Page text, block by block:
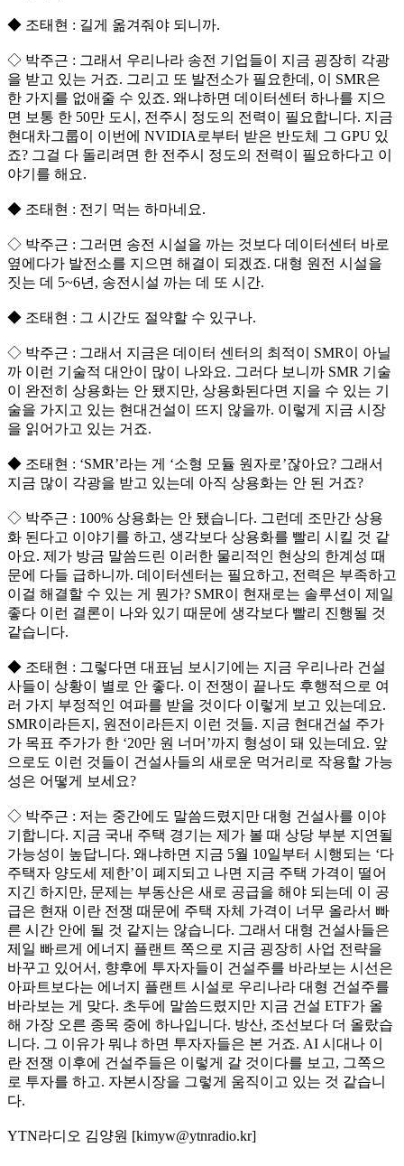
◆ 조태현 : 길게 옮겨줘야 되니까.
◇ 박주근 : 그래서 우리나라 송전 기업들이 지금 굉장히 각광
을 받고 있는 거죠. 그리고 또 발전소가 필요한데, 이 SMR은
한 가지를 없애줄 수 있죠. 왜냐하면 데이터센터 하나를 지으
면 보통 한 50만 도시, 전주시 정도의 전력이 필요합니다. 지금
현대차그룹이 이번에 NVIDIA로부터 받은 반도체 그 GPU 있
죠? 그걸 다 돌리려면 한 전주시 정도의 전력이 필요하다고 이
야기를 해요.
◆ 조태현 : 전기 먹는 하마네요.
◇ 박주근 : 그러면 송전 시설을 까는 것보다 데이터센터 바로
옆에다가 발전소를 지으면 해결이 되겠죠. 대형 원전 시설을
짓는 데 5~6년, 송전시설 까는 데 또 시간.
◆ 조태현 : 그 시간도 절약할 수 있구나.
◇ 박주근 : 그래서 지금은 데이터 센터의 최적이 SMR이 아닐
까 이런 기술적 대안이 많이 나와요. 그러다 보니까 SMR 기술
이 완전히 상용화는 안 됐지만, 상용화된다면 지을 수 있는 기
술을 가지고 있는 현대건설이 뜨지 않을까. 이렇게 지금 시장
을 읽어가고 있는 거죠.
◆ 조태현 : ‘SMR’라는 게 ‘소형 모듈 원자로’잖아요? 그래서
지금 많이 각광을 받고 있는데 아직 상용화는 안 된 거죠?
◇ 박주근 : 100% 상용화는 안 됐습니다. 그런데 조만간 상용
화 된다고 이야기를 하고, 생각보다 상용화를 빨리 시킬 것 같
아요. 제가 방금 말씀드린 이러한 물리적인 현상의 한계성 때
문에 다들 급하니까. 데이터센터는 필요하고, 전력은 부족하고
이걸 해결할 수 있는 게 뭔가? SMR이 현재로는 솔루션이 제일
좋다 이런 결론이 나와 있기 때문에 생각보다 빨리 진행될 것
같습니다.
◆ 조태현 : 그렇다면 대표님 보시기에는 지금 우리나라 건설
사들이 상황이 별로 안 좋다. 이 전쟁이 끝나도 후행적으로 여
러 가지 부정적인 여파를 받을 것이다 이렇게 보고 있는데요.
SMR이라든지, 원전이라든지 이런 것들. 지금 현대건설 주가
가 목표 주가가 한 ‘20만 원 너머’까지 형성이 돼 있는데요. 앞
으로도 이런 것들이 건설사들의 새로운 먹거리로 작용할 가능
성은 어떻게 보세요?
◇ 박주근 : 저는 중간에도 말씀드렸지만 대형 건설사를 이야
기합니다. 지금 국내 주택 경기는 제가 볼 때 상당 부분 지연될
가능성이 높답니다. 왜냐하면 지금 5월 10일부터 시행되는 ‘다
주택자 양도세 제한’이 폐지되고 나면 지금 주택 가격이 떨어
지긴 하지만, 문제는 부동산은 새로 공급을 해야 되는데 이 공
급은 현재 이란 전쟁 때문에 주택 자체 가격이 너무 올라서 빠
른 시간 안에 될 것 같지는 않습니다. 그래서 대형 건설사들은
제일 빠르게 에너지 플랜트 쪽으로 지금 굉장히 사업 전략을
바꾸고 있어서, 향후에 투자자들이 건설주를 바라보는 시선은
아파트보다는 에너지 플랜트 시설로 우리나라 대형 건설주를
바라보는 게 맞다. 초두에 말씀드렸지만 지금 건설 ETF가 올
해 가장 오른 종목 중에 하나입니다. 방산, 조선보다 더 올랐습
니다. 그 이유가 뭐냐 하면 투자자들은 본 거죠. AI 시대나 이
란 전쟁 이후에 건설주들은 이렇게 갈 것이다를 보고, 그쪽으
로 투자를 하고. 자본시장을 그렇게 움직이고 있는 것 같습니
다.
YTN라디오 김양원 [kimyw@ytnradio.kr]